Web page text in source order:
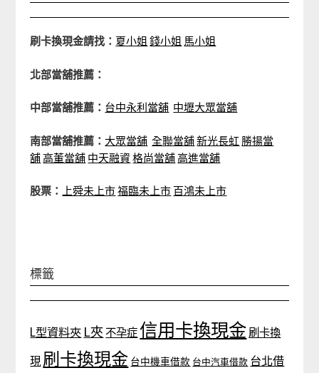
刷卡換現金請找： 夏小姐 錢小姐 馬小姐
北部當舖推薦：
中部當舖推薦： 台中永利當舖 中壢大眾當舖
南部當舖推薦： 大眾當舖 全聯當舖新光長虹 勝揚當
舖高董當舖 中天融資格尚當舖高進當舖
股票： 上舜未上市福臨未上市 百鴻未上市
標籤
L型資料夾 L夾 不孕症 信用卡換現金 刷卡換
現 刷卡換現金 台中機車借款 台中汽車借款 台北借